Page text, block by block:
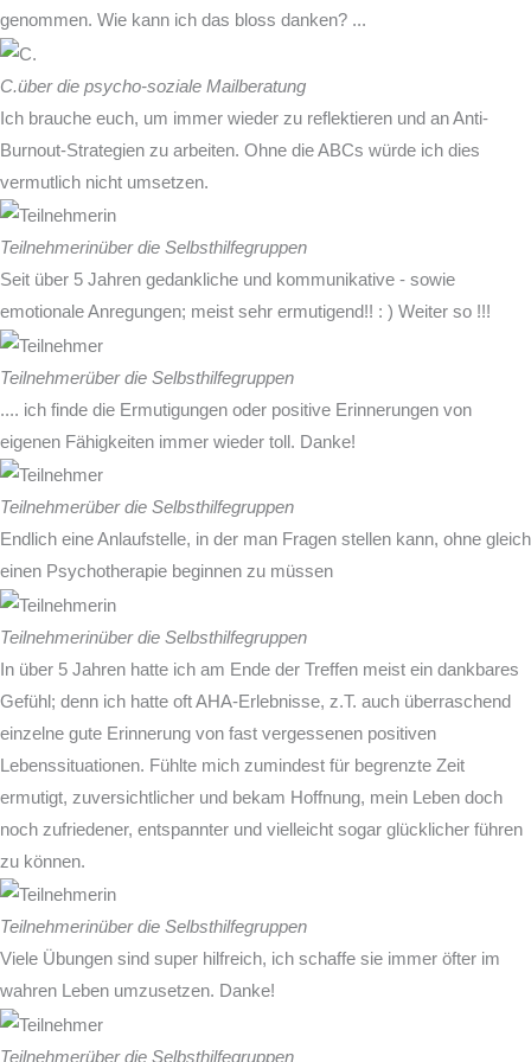
genommen. Wie kann ich das bloss danken? ...
C.über die psycho-soziale Mailberatung
Ich brauche euch, um immer wieder zu reflektieren und an Anti-
Burnout-Strategien zu arbeiten. Ohne die ABCs würde ich dies
vermutlich nicht umsetzen.
Teilnehmerinüber die Selbsthilfegruppen
Seit über 5 Jahren gedankliche und kommunikative - sowie
emotionale Anregungen; meist sehr ermutigend!! : ) Weiter so !!!
Teilnehmerüber die Selbsthilfegruppen
.... ich finde die Ermutigungen oder positive Erinnerungen von
eigenen Fähigkeiten immer wieder toll. Danke!
Teilnehmerüber die Selbsthilfegruppen
Endlich eine Anlaufstelle, in der man Fragen stellen kann, ohne gleich
einen Psychotherapie beginnen zu müssen
Teilnehmerinüber die Selbsthilfegruppen
In über 5 Jahren hatte ich am Ende der Treffen meist ein dankbares
Gefühl; denn ich hatte oft AHA-Erlebnisse, z.T. auch überraschend
einzelne gute Erinnerung von fast vergessenen positiven
Lebenssituationen. Fühlte mich zumindest für begrenzte Zeit
ermutigt, zuversichtlicher und bekam Hoffnung, mein Leben doch
noch zufriedener, entspannter und vielleicht sogar glücklicher führen
zu können.
Teilnehmerinüber die Selbsthilfegruppen
Viele Übungen sind super hilfreich, ich schaffe sie immer öfter im
wahren Leben umzusetzen. Danke!
Teilnehmerüber die Selbsthilfegruppen